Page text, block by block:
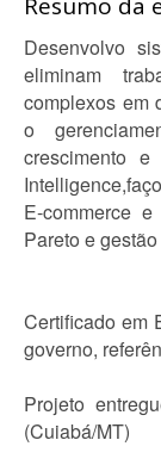
Desenvolvo
eliminam
complexos em
o
crescimento
E-commerce
Pareto e
Certificado em
governo,
Projeto
(Cuiabá/MT)